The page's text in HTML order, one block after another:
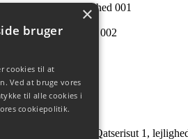
Qatserisut 3, lejlighed 001
3, lejlighed 002
201 i Qatserisut 3
1, lejlighed 504
B Tobiassen: Qatserisut 1,
×
bruger
cookies til at
Ved at bruge vores
til alle cookies i
cookiepolitik.